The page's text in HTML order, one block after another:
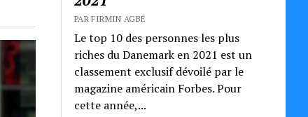
PAR FIRMIN AGBÉ
Le top 10 des personnes les plus
riches du Danemark en 2021 est un
classement exclusif dévoilé par le
magazine américain Forbes. Pour
cette année,...